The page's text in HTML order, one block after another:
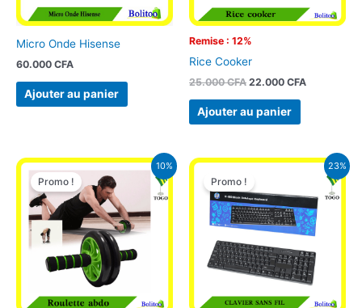
Micro Onde Hisense
60.000 CFA
Ajouter au panier
Remise : 12%
Rice Cooker
25.000CFA 22.000 CFA
Ajouter au panier
10%
Promo !
Le
prix
initial
était :
9.900 CFA.
Le
est :
8.900 CFA.
23%
Promo !
Le
initial
était :
12.900 CFA.
Le
est :
9.900 CFA.